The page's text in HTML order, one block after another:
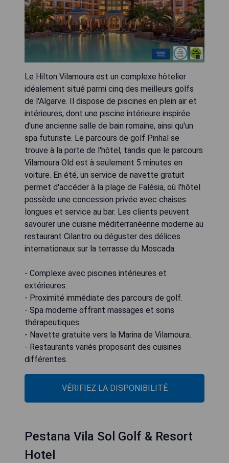
Le Hilton Vilamoura est un complexe hôtelier
idéalement situé parmi cinq des meilleurs golfs
de l'Algarve. Il dispose de piscines en plein air et
intérieures, dont une piscine intérieure inspirée
d'une ancienne salle de bain romaine, ainsi qu'un
spa futuriste. Le parcours de golf Pinhal se
trouve à la porte de l'hôtel, tandis que le parcours
Vilamoura Old est à seulement 5 minutes en
voiture. En été, un service de navette gratuit
permet d'accéder à la plage de Falésia, où l'hôtel
possède une concession privée avec chaises
longues et service au bar. Les clients peuvent
savourer une cuisine méditerranéenne moderne au
restaurant Cilantro ou déguster des délices
internationaux sur la terrasse du Moscada.
- Complexe avec piscines intérieures et
extérieures.
- Proximité immédiate des parcours de golf.
- Spa moderne offrant massages et soins
thérapeutiques.
- Navette gratuite vers la Marina de Vilamoura.
- Restaurants variés proposant des cuisines
différentes.
VÉRIFIEZ LA DISPONIBILITÉ
Pestana Vila Sol Golf & Resort
Hotel